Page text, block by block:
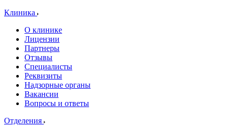
Клиника
О клинике
Лицензии
Партнеры
Отзывы
Специалисты
Реквизиты
Надзорные органы
Вакансии
Вопросы и ответы
Отделения